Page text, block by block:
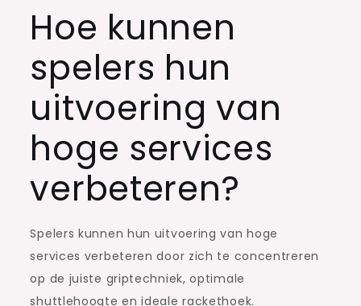
Hoe kunnen
spelers hun
uitvoering van
hoge services
verbeteren?
Spelers kunnen hun uitvoering van hoge
services verbeteren door zich te concentreren
op de juiste griptechniek, optimale
shuttlehoogte en ideale rackethoek.